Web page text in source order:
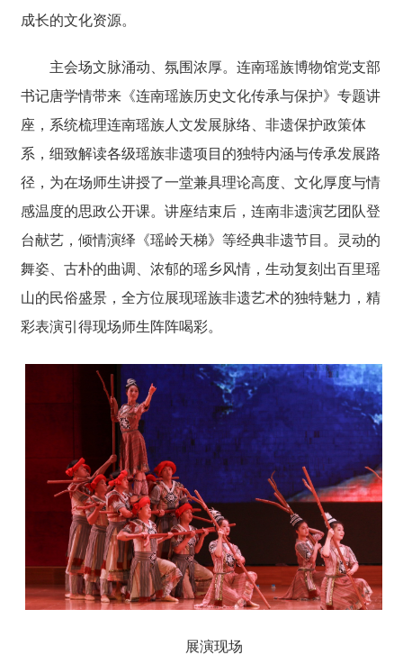
成长的文化资源。
主会场文脉涌动、氛围浓厚。连南瑶族博物馆党支部
书记唐学情带来《连南瑶族历史文化传承与保护》专题讲
座，系统梳理连南瑶族人文发展脉络、非遗保护政策体
系，细致解读各级瑶族非遗项目的独特内涵与传承发展路
径，为在场师生讲授了一堂兼具理论高度、文化厚度与情
感温度的思政公开课。讲座结束后，连南非遗演艺团队登
台献艺，倾情演绎《瑶岭天梯》等经典非遗节目。灵动的
舞姿、古朴的曲调、浓郁的瑶乡风情，生动复刻出百里瑶
山的民俗盛景，全方位展现瑶族非遗艺术的独特魅力，精
彩表演引得现场师生阵阵喝彩。
展演现场